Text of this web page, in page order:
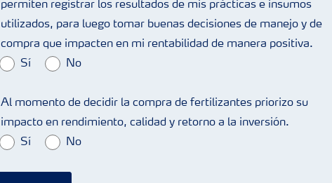
permiten registrar los resultados de mis prácticas e insumos
utilizados, para luego tomar buenas decisiones de manejo y de
compra que impacten en mi rentabilidad de manera positiva.
Sí
No
Al momento de decidir la compra de fertilizantes priorizo su
impacto en rendimiento, calidad y retorno a la inversión.
Sí
No